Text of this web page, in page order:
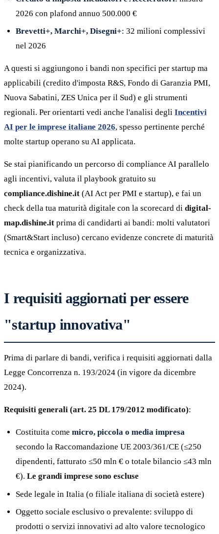
2026 con plafond annuo 500.000 €
Brevetti+, Marchi+, Disegni+: 32 milioni complessivi
nel 2026
A questi si aggiungono i bandi non specifici per startup ma
applicabili (credito d'imposta R&S, Fondo di Garanzia PMI,
Nuova Sabatini, ZES Unica per il Sud) e gli strumenti
regionali. Per orientarti vedi anche l'analisi degli Incentivi
AI per le imprese italiane 2026, spesso pertinente perché
molte startup operano su AI applicata.
Se stai pianificando un percorso di compliance AI parallelo
agli incentivi, valuta il playbook gratuito su
compliance.dishine.it (AI Act per PMI e startup), e fai un
check della tua maturità digitale con la scorecard di digital-
map.dishine.it prima di candidarti ai bandi: molti valutatori
(Smart&Start incluso) cercano evidenze concrete di maturità
tecnica e organizzativa.
I requisiti aggiornati per essere
"startup innovativa"
Prima di parlare di bandi, verifica i requisiti aggiornati dalla
Legge Concorrenza n. 193/2024 (in vigore da dicembre
2024).
Requisiti generali (art. 25 DL 179/2012 modificato):
Costituita come micro, piccola o media impresa
secondo la Raccomandazione UE 2003/361/CE (≤250
dipendenti, fatturato ≤50 mln € o totale bilancio ≤43 mln
€). Le grandi imprese sono escluse
Sede legale in Italia (o filiale italiana di società estere)
Oggetto sociale esclusivo o prevalente: sviluppo di
prodotti o servizi innovativi ad alto valore tecnologico